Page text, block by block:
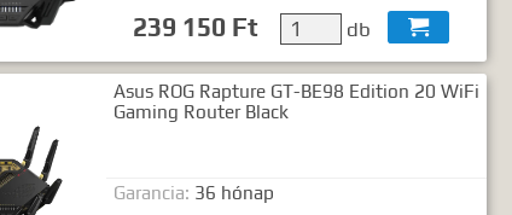
239 150 Ft db 
Asus ROG Rapture GT-BE98 Edition 20 WiFi
Gaming Router Black
Garancia: 36 hónap